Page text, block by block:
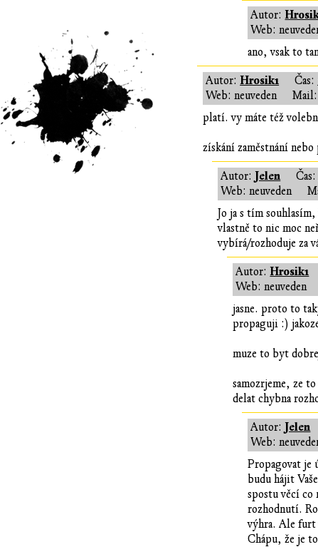
Autor:
Web:
ano, vsak to
Autor:Hrosik1 Čas:
Web: neuveden
Mail:
platí. vy máte též
získání zaměstnání
Autor: Jelen Čas:
Web: neuveden
Jo ja s tím
vlastně to nic moc
vybírá/rozhoduje za
Autor:Hrosik1
Web: neuveden
jasne. proto to
propaguji :)
muze to byt
samozrjeme, ze
delat chybna
Autor: Jelen
Web:
Propagovat je
budu hájit
spostu věcí co
rozhodnutí.
výhra. Ale furt
Chápu, že je